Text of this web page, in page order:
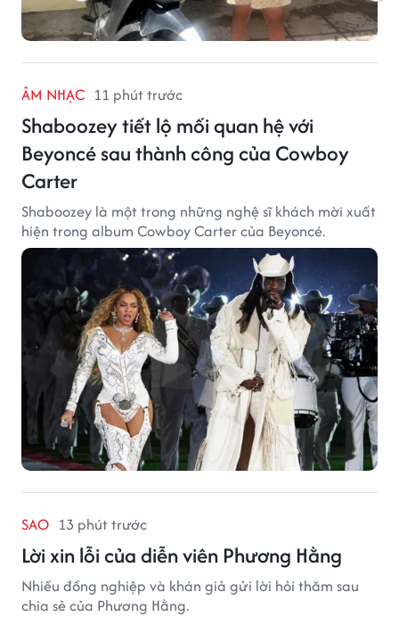
ÂM NHẠC 11 phút trước
Shaboozey tiết lộ mối quan hệ với
Beyoncé sau thành công của Cowboy
Carter
Shaboozey là một trong những nghệ sĩ khách mời xuất
hiện trong album Cowboy Carter của Beyoncé.
SAO 13 phút trước
Lời xin lỗi của diễn viên Phương Hằng
Nhiều đồng nghiệp và khán giả gửi lời hỏi thăm sau
chia sẻ của Phương Hằng.